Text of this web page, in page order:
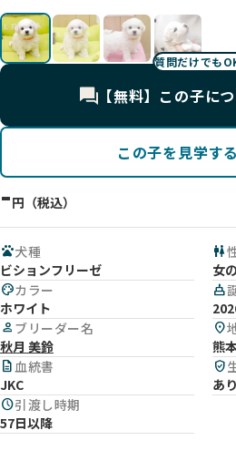
質問だけでも
【無料】この子に
この子を見学する
-円（税込）
pets犬種
ビションフリーゼ
wc
女
paletteカラー
ホワイト
cake
person ブリーダー名
秋月 美鈴
location_on
熊
description血統書
JKC
verified_user
あり
schedule引渡し時期
57日以降